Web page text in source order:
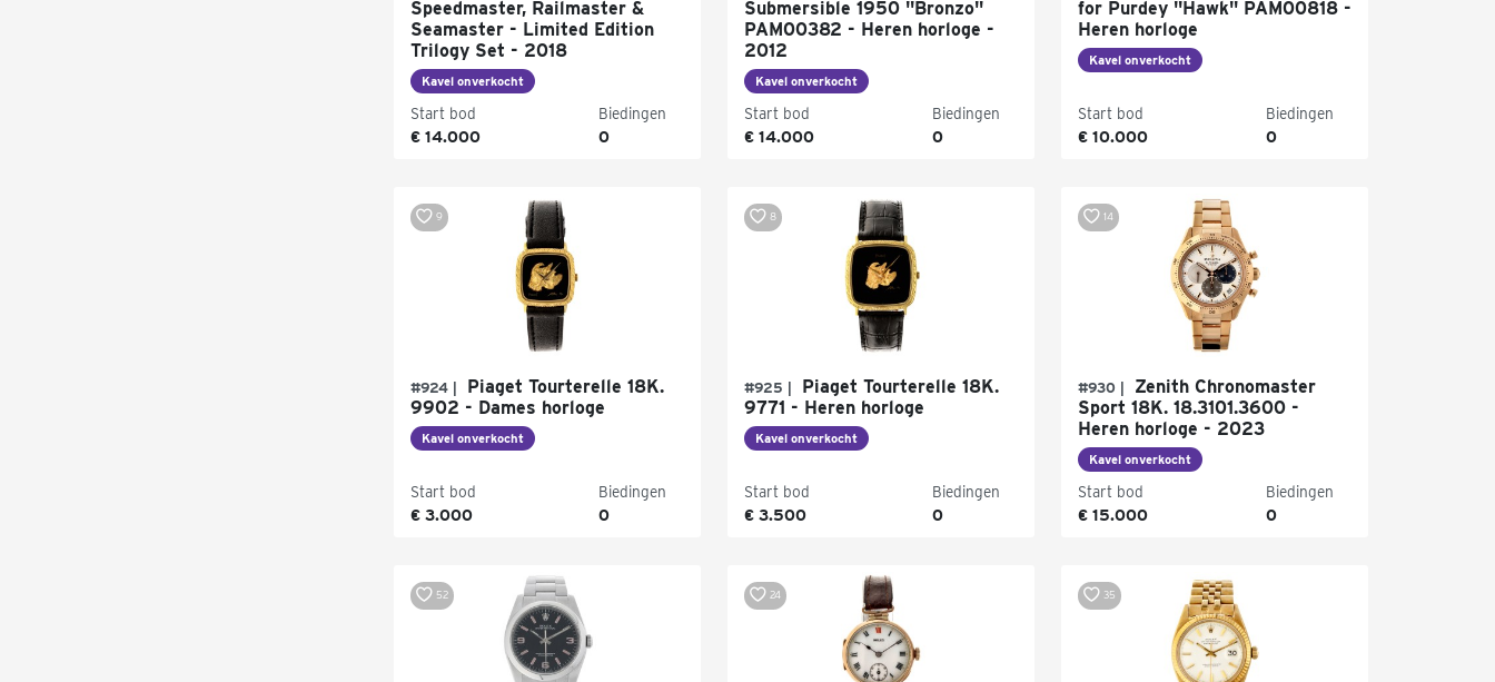
Speedmaster, Railmaster &
Seamaster - Limited Edition
Trilogy Set - 2018
Kavel onverkocht
Start bod
€ 14.000
Biedingen
0
Submersible 1950 "Bronzo"
PAM00382 - Heren horloge -
2012
Kavel onverkocht
Start bod
€ 14.000
Biedingen
0
for Purdey "Hawk" PAM00818 -
Heren horloge
Kavel onverkocht
Start bod
€ 10.000
Biedingen
0
#924 |
Piaget Tourterelle 18K.
9902 - Dames horloge
Kavel onverkocht
Start bod
€ 3.000
Biedingen
0
9
#925 |
Piaget Tourterelle 18K.
9771 - Heren horloge
Kavel onverkocht
Start bod
€ 3.500
Biedingen
0
8
#930 |
Zenith Chronomaster
Sport 18K. 18.3101.3600 -
Heren horloge - 2023
Kavel onverkocht
Start bod
€ 15.000
Biedingen
0
14
52 24 35